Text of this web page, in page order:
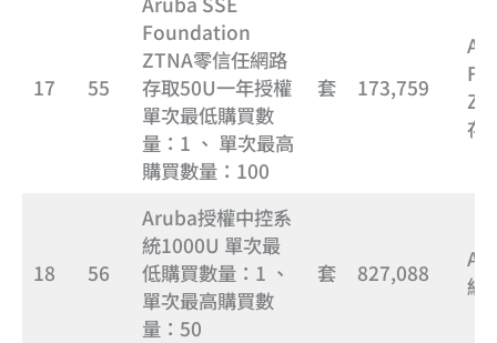
17 55
Foundation
ZTNA零信任網路
存取50U一年授權
單次最低購買數
量：1 、 單次最高
購買數量：100
套 173,759
存
18 56
Aruba授權中控系
統1000U 單次最
低購買數量：1 、
單次最高購買數
量：50
套 827,088
統